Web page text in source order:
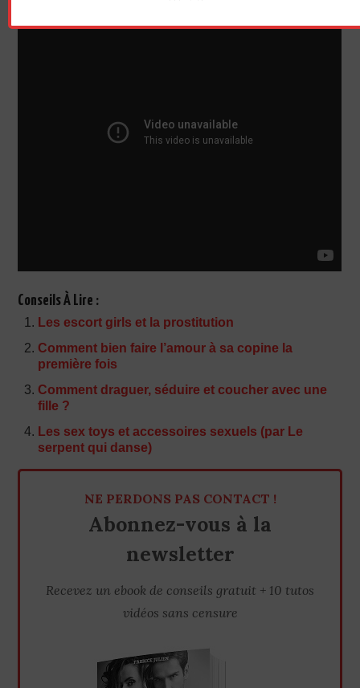
Conseils À Lire :
Les escort girls et la prostitution
Comment bien faire l’amour à sa copine la
première fois
Comment draguer, séduire et coucher avec une
fille ?
Les sex toys et accessoires sexuels (par Le
serpent qui danse)
NE PERDONS PAS CONTACT !
Abonnez-vous à la
newsletter
Recevez un ebook de conseils gratuit + 10 tutos
vidéos sans censure